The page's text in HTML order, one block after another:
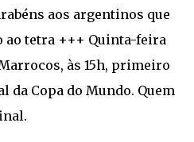
aos argentinos que
tetra +++ Quinta-feira
às 15h, primeiro
da Copa do Mundo. Quem